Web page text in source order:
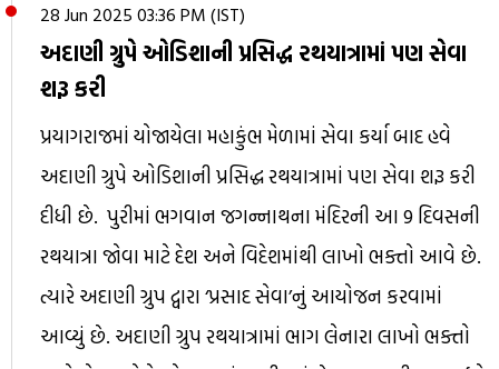
28 Jun 2025 03:36 PM (IST)
અદાણી ગ્રુપે ઓડિશાની પ્રસિદ્ધ રથયાત્રામાં પણ સેવા
શરૂ કરી
પ્રયાગરાજમાં યોજાયેલા મહાકુંભ મેળામાં સેવા કર્યા બાદ હવે
અદાણી ગ્રુપે ઓડિશાની પ્રસિદ્ધ રથયાત્રામાં પણ સેવા શરૂ કરી
દીધી છે. પુરીમાં ભગવાન જગન્નાથના મંદિરની આ 9 દિવસની
રથયાત્રા જોવા માટે દેશ અને વિદેશમાંથી લાખો ભક્તો આવે છે.
ત્યારે અદાણી ગ્રુપ દ્વારા ‘પ્રસાદ સેવા’નું આયોજન કરવામાં
આવ્યું છે. અદાણી ગ્રુપ રથયાત્રામાં ભાગ લેનારા લાખો ભક્તો